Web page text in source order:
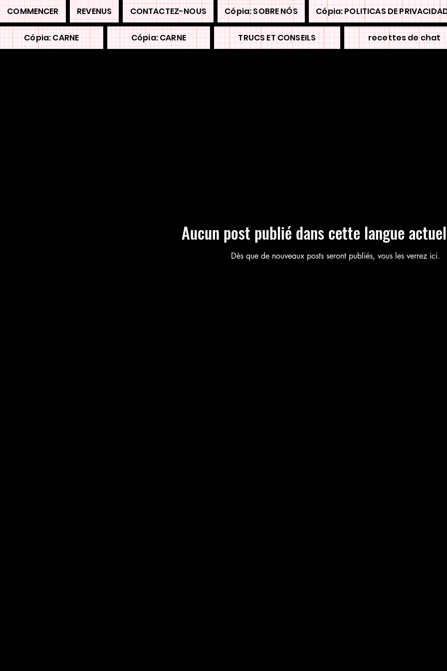
COMMENCER REVENUS CONTACTEZ-NOUS Cópia: SOBRE NÓS Cópia: POLITICAS DE
Cópia: CARNE Cópia: CARNE TRUCS ET CONSEILS recettes de chat
Aucun post publié dans cette langue
Dès que de nouveaux posts seront publiés, vous les verrez ici.